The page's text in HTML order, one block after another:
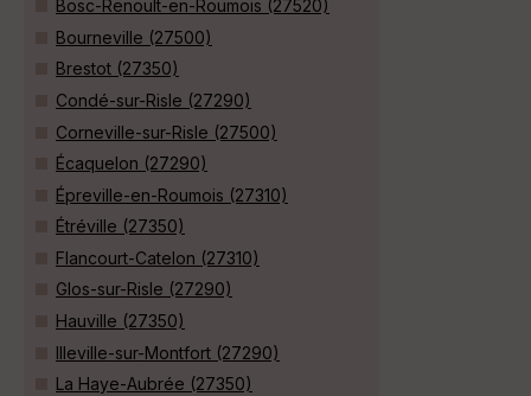
Bosc-Renoult-en-Roumois (27520)
Bourneville (27500)
Brestot (27350)
Condé-sur-Risle (27290)
Corneville-sur-Risle (27500)
Écaquelon (27290)
Épreville-en-Roumois (27310)
Étréville (27350)
Flancourt-Catelon (27310)
Glos-sur-Risle (27290)
Hauville (27350)
Illeville-sur-Montfort (27290)
La Haye-Aubrée (27350)